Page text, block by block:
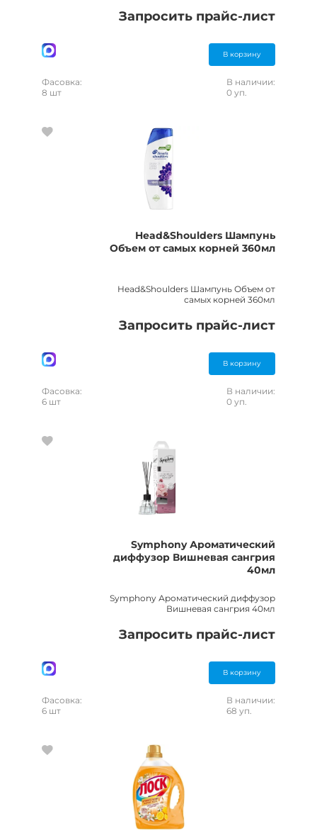
Запросить прайс-лист
В корзину
Фасовка:
8 шт
В наличии:
0 уп.
Head&Shoulders Шампунь
Объем от самых корней 360мл
Head&Shoulders Шампунь Объем от
самых корней 360мл
Запросить прайс-лист
В корзину
Фасовка:
6 шт
В наличии:
0 уп.
Symphony Ароматический
диффузор Вишневая сангрия
40мл
Symphony Ароматический диффузор
Вишневая сангрия 40мл
Запросить прайс-лист
В корзину
Фасовка:
6 шт
В наличии:
68 уп.